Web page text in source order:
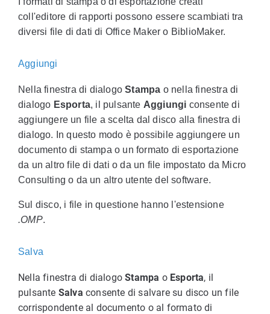
coll'editore di rapporti possono essere scambiati tra
diversi file di dati di Office Maker o BiblioMaker.
Aggiungi
Nella finestra di dialogoStampa o nella finestra di
dialogo Esporta, il pulsante Aggiungi consente di
aggiungere un file a scelta dal disco alla finestra di
dialogo. In questo modo è possibile aggiungere un
documento di stampa o un formato di esportazione
da un altro file di dati o da un file impostato da Micro
Consulting o da un altro utente del software.
Sul disco, i file in questione hanno l'estensione
.OMP.
Salva
Nella finestra di dialogoStampa o Esporta, il
pulsante Salva consente di salvare su disco un file
corrispondente al documento o al formato di